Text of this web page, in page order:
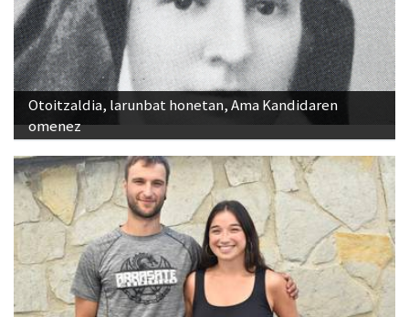
Otoitzaldia, larunbat honetan, Ama Kandidaren
omenez